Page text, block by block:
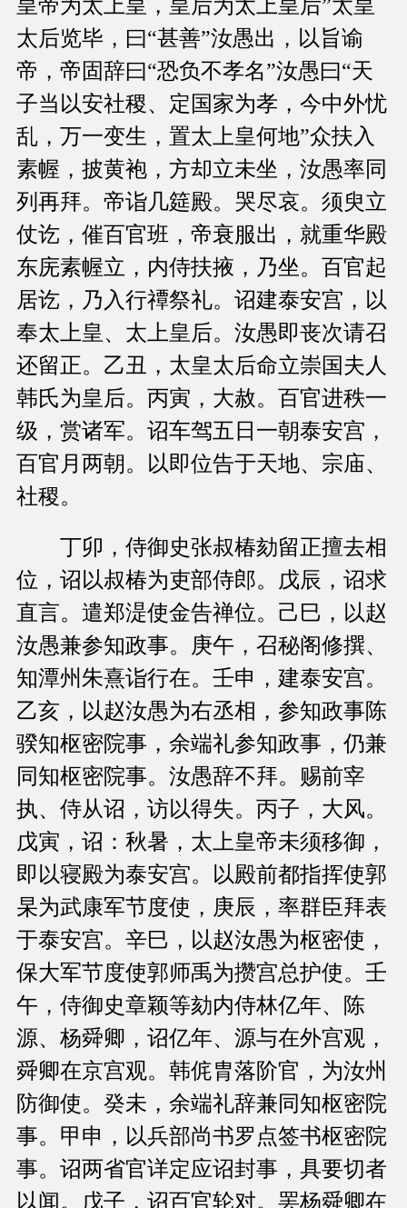
皇帝为太上皇，皇后为太上皇后”太皇
太后览毕，曰“甚善”汝愚出，以旨谕
帝，帝固辞曰“恐负不孝名”汝愚曰“天
子当以安社稷、定国家为孝，今中外忧
乱，万一变生，置太上皇何地”众扶入
素幄，披黄袍，方却立未坐，汝愚率同
列再拜。帝诣几筵殿。哭尽哀。须臾立
仗讫，催百官班，帝衰服出，就重华殿
东庑素幄立，内侍扶掖，乃坐。百官起
居讫，乃入行禫祭礼。诏建泰安宫，以
奉太上皇、太上皇后。汝愚即丧次请召
还留正。乙丑，太皇太后命立崇国夫人
韩氏为皇后。丙寅，大赦。百官进秩一
级，赏诸军。诏车驾五日一朝泰安宫，
百官月两朝。以即位告于天地、宗庙、
社稷。
丁卯，侍御史张叔椿劾留正擅去相
位，诏以叔椿为吏部侍郎。戊辰，诏求
直言。遣郑湜使金告禅位。己巳，以赵
汝愚兼参知政事。庚午，召秘阁修撰、
知潭州朱熹诣行在。壬申，建泰安宫。
乙亥，以赵汝愚为右丞相，参知政事陈
骙知枢密院事，余端礼参知政事，仍兼
同知枢密院事。汝愚辞不拜。赐前宰
执、侍从诏，访以得失。丙子，大风。
戊寅，诏：秋暑，太上皇帝未须移御，
即以寝殿为泰安宫。以殿前都指挥使郭
杲为武康军节度使，庚辰，率群臣拜表
于泰安宫。辛巳，以赵汝愚为枢密使，
保大军节度使郭师禹为攒宫总护使。壬
午，侍御史章颖等劾内侍林亿年、陈
源、杨舜卿，诏亿年、源与在外宫观，
舜卿在京宫观。韩侂胄落阶官，为汝州
防御使。癸未，余端礼辞兼同知枢密院
事。甲申，以兵部尚书罗点签书枢密院
事。诏两省官详定应诏封事，具要切者
以闻。戊子，诏百官轮对。罢杨舜卿在